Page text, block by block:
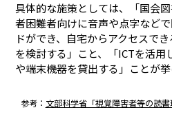
具体的な施策としては、「国会
者困難者向けに音声や点字など
ドができ、自宅からアクセスで
を検討する」こと、「ICTを活用
や端末機器を貸出する」ことが挙
参考： 文部科学省「視覚障害者等の読